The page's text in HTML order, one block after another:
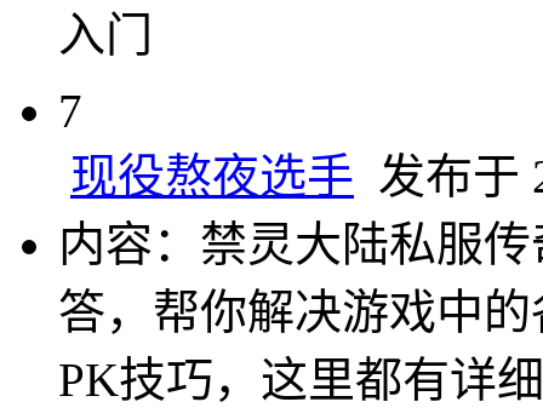
入门
7
现役熬夜选手 发布于
内容：禁灵大陆私服
答，帮你解决游戏中
PK技巧，这里都有详